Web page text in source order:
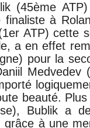
(45ème
à
ATP) cette
a en effet
pour la
Medvedev
beauté.
Bublik a
à une